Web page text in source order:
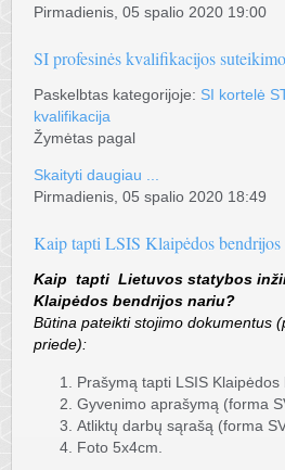
Pirmadienis, 05 spalio 2020 19:00
SI profesinės kvalifikacijos
Paskelbtas kategorijoje: SI kortelė
kvalifikacija
Žymėtas pagal
Skaityti daugiau ...
Pirmadienis, 05 spalio 2020 18:49
Kaip tapti LSIS Klaipėdos bendrijos
Kaip tapti Lietuvos statybos
Klaipėdos bendrijos nariu?
Būtina pateikti stojimo dokumentus
priede):
Prašymą tapti LSIS Klaipėdos
Gyvenimo aprašymą (forma
Atliktų darbų sąrašą (forma
Foto 5x4cm.